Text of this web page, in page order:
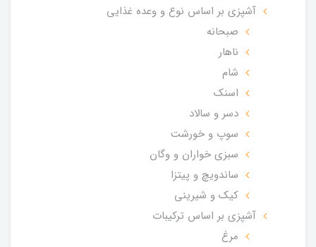
آشپزی بر اساس نوع و وعده غذایی
صبحانه
ناهار
شام
اسنک
دسر و سالاد
سوپ و خورشت
سبزی خواران و وگان
ساندویچ و پیتزا
کیک و شیرینی
آشپزی بر اساس ترکیبات
مرغ